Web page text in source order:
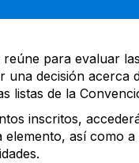
para evaluar
una decisión acerca
listas de la
inscritos,
así como